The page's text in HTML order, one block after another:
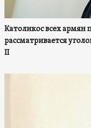
Католикос всех армян
рассматривается
II